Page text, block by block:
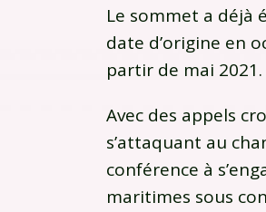
Le sommet a déjà
date d’origine en
partir de mai 2021.
Avec des appels
s’attaquant au
conférence à
maritimes sous